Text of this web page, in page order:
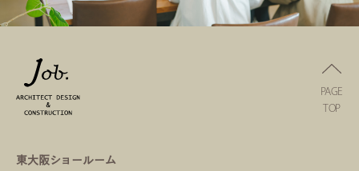
東大阪ショールーム
PAGE
TOP